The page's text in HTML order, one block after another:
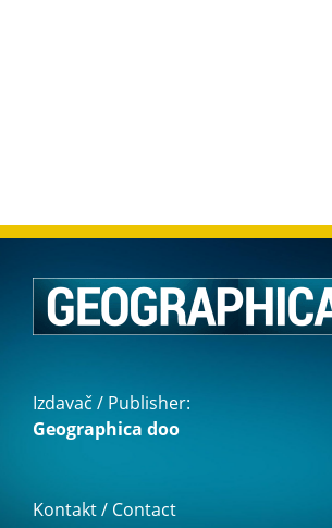
Izdavač / Publisher:
Geographica doo
Kontakt / Contact